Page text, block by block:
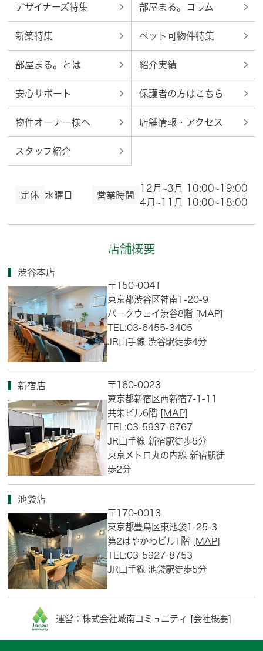
デザイナーズ特集 部屋まる。コラム
新築特集 ペット可物件特集
部屋まる。とは 紹介実績
安心サポート 保護者の方はこちら
物件オーナー様へ 店舗情報・アクセス
スタッフ紹介
定休 水曜日 営業時間
12月~3月 10:00~19:00
4月~11月 10:00~18:00
店舗概要
渋谷本店
〒150-0041
東京都渋谷区神南1-20-9
パークウェイ渋谷8階 [MAP]
TEL:03-6455-3405
JR山手線 渋谷駅徒歩4分
新宿店
〒160-0023
東京都新宿区西新宿7-1-11
共栄ビル6階 [MAP]
TEL:03-5937-6767
JR山手線 新宿駅徒歩5分
東京メトロ丸の内線 新宿駅徒
歩2分
池袋店
〒170-0013
東京都豊島区東池袋1-25-3
第2はやかわビル1階 [MAP]
TEL:03-5927-8753
JR山手線 池袋駅徒歩5分
運営：株式会社城南コミュニティ [会社概要]